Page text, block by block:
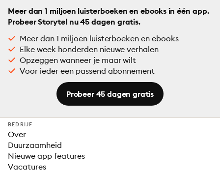
Meer dan 1 miljoen luisterboeken en ebooks in één app.
Probeer Storytel nu 45 dagen gratis.
Meer dan 1 miljoen luisterboeken en ebooks
Elke week honderden nieuwe verhalen
Opzeggen wanneer je maar wilt
Voor ieder een passend abonnement
Probeer 45 dagen gratis
BEDRIJF
Over
Duurzaamheid
Nieuwe app features
Vacatures